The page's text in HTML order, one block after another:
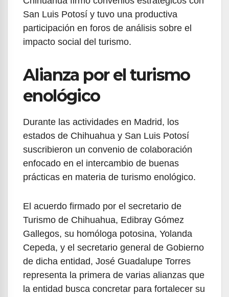
San Luis Potosí y tuvo una productiva
participación en foros de análisis sobre el
impacto social del turismo.
Alianza por el turismo
enológico
Durante las actividades en Madrid, los
estados de Chihuahua y San Luis Potosí
suscribieron un convenio de colaboración
enfocado en el intercambio de buenas
prácticas en materia de turismo enológico.
El acuerdo firmado por el secretario de
Turismo de Chihuahua, Edibray Gómez
Gallegos, su homóloga potosina, Yolanda
Cepeda, y el secretario general de Gobierno
de dicha entidad, José Guadalupe Torres
representa la primera de varias alianzas que
la entidad busca concretar para fortalecer su